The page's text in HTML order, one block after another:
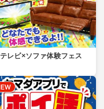
テレビ×ソファ体験フェス